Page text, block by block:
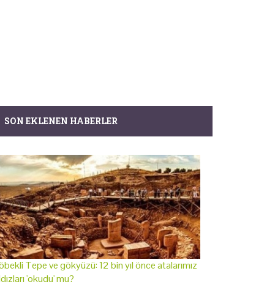
SON EKLENEN HABERLER
Tepe ve gökyüzü: 12 bin yıl önce atalarımız
'okudu' mu?